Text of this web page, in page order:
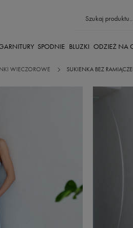
SPODNIE BLUZKI ODZIEŻ NA
WIECZOROWE SUKIENKA BEZ